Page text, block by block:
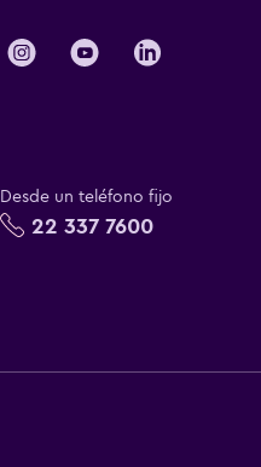
Desde un teléfono fijo
22 337 7600